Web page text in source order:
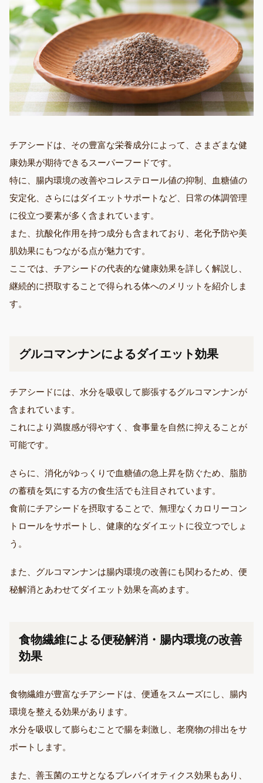
チアシードは、その豊富な栄養成分によって、さまざまな健
康効果が期待できるスーパーフードです。
特に、腸内環境の改善やコレステロール値の抑制、血糖値の
安定化、さらにはダイエットサポートなど、日常の体調管理
に役立つ要素が多く含まれています。
また、抗酸化作用を持つ成分も含まれており、老化予防や美
肌効果にもつながる点が魅力です。
ここでは、チアシードの代表的な健康効果を詳しく解説し、
継続的に摂取することで得られる体へのメリットを紹介しま
す。
グルコマンナンによるダイエット効果
チアシードには、水分を吸収して膨張するグルコマンナンが
含まれています。
これにより満腹感が得やすく、食事量を自然に抑えることが
可能です。
さらに、消化がゆっくりで血糖値の急上昇を防ぐため、脂肪
の蓄積を気にする方の食生活でも注目されています。
食前にチアシードを摂取することで、無理なくカロリーコン
トロールをサポートし、健康的なダイエットに役立つでしょ
う。
また、グルコマンナンは腸内環境の改善にも関わるため、便
秘解消とあわせてダイエット効果を高めます。
食物繊維による便秘解消・腸内環境の改善
効果
食物繊維が豊富なチアシードは、便通をスムーズにし、腸内
環境を整える効果があります。
水分を吸収して膨らむことで腸を刺激し、老廃物の排出をサ
ポートします。
また、善玉菌のエサとなるプレバイオティクス効果もあり、